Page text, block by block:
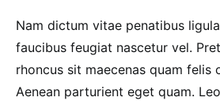
Nam dictum vitae penatibus
faucibus feugiat nascetur vel.
rhoncus sit maecenas quam felis
Aenean parturient eget quam.